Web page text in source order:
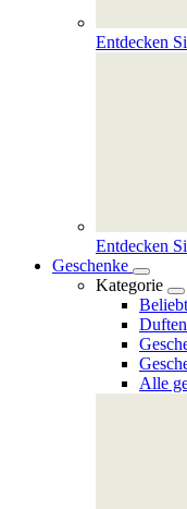
Entdecken
Entdecken
Geschenke
Kategorie
Alle